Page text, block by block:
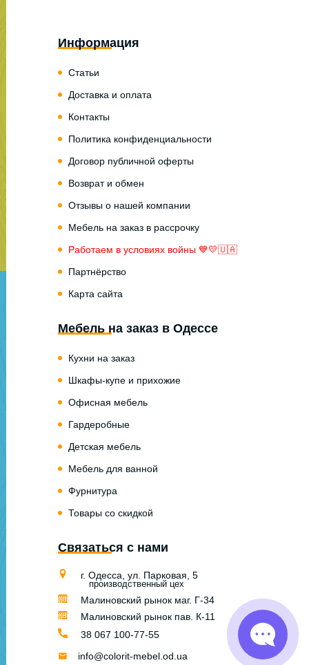
Информация
Статьи
Доставка и оплата
Контакты
Политика конфиденциальности
Договор публичной оферты
Возврат и обмен
Отзывы о нашей компании
Мебель на заказ в рассрочку
Работаем в условиях войны 💙💛🇺🇦
Партнёрство
Карта сайта
Мебель на заказ в Одессе
Кухни на заказ
Шкафы-купе и прихожие
Офисная мебель
Гардеробные
Детская мебель
Мебель для ванной
Фурнитура
Товары со скидкой
Связаться с нами
г. Одесса, ул. Парковая, 5
производственный цех
Малиновский рынок маг. Г-34
Малиновский рынок пав. К-11
38 067 100-77-55
info@colorit-mebel.od.ua